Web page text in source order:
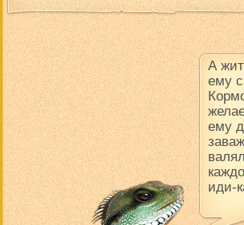
А
ему
ему
иди-